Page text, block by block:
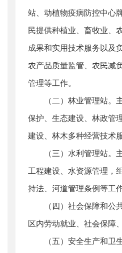
站、动植物疫病防控中心
民提供种植业、畜牧业、
成果和实用技术服务以及
农产品质量监管、农民减
管理等工作。
（二）林业管理站。
保护、生态建设、林政管
建设、林木多种经营技术
（三）水利管理站。
工程建设、水资源管理，
持法、河道管理条例等工作
（四）社会保障和公
区内劳动就业、社会保障
（五）安全生产和卫